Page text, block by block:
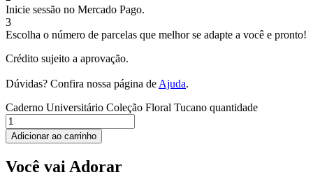
Inicie sessão no Mercado Pago.
3
Escolha o número de parcelas que melhor se adapte a você e pronto!
Crédito sujeito a aprovação.
Dúvidas? Confira nossa página de Ajuda.
Caderno Universitário Coleção Floral Tucano quantidade
Adicionar ao carrinho
Você vai Adorar